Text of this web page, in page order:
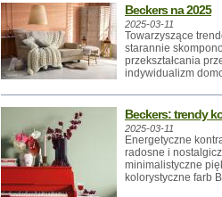
Beckers na 2025
2025-03-11
Towarzyszące
starannie
przekształcania
indywidualizm
Beckers: trendy
2025-03-11
Energetyczne
radosne i
minimalistyczne
kolorystyczne farb